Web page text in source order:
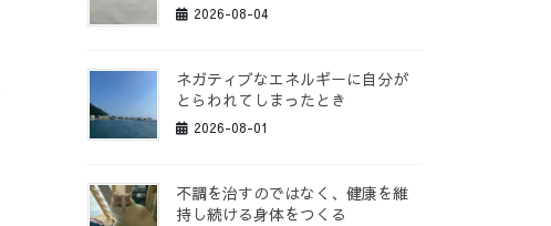
2026-08-04
ネガティブなエネルギーに自分が
とらわれてしまったとき
2026-08-01
不調を治すのではなく、健康を維
持し続ける身体をつくる